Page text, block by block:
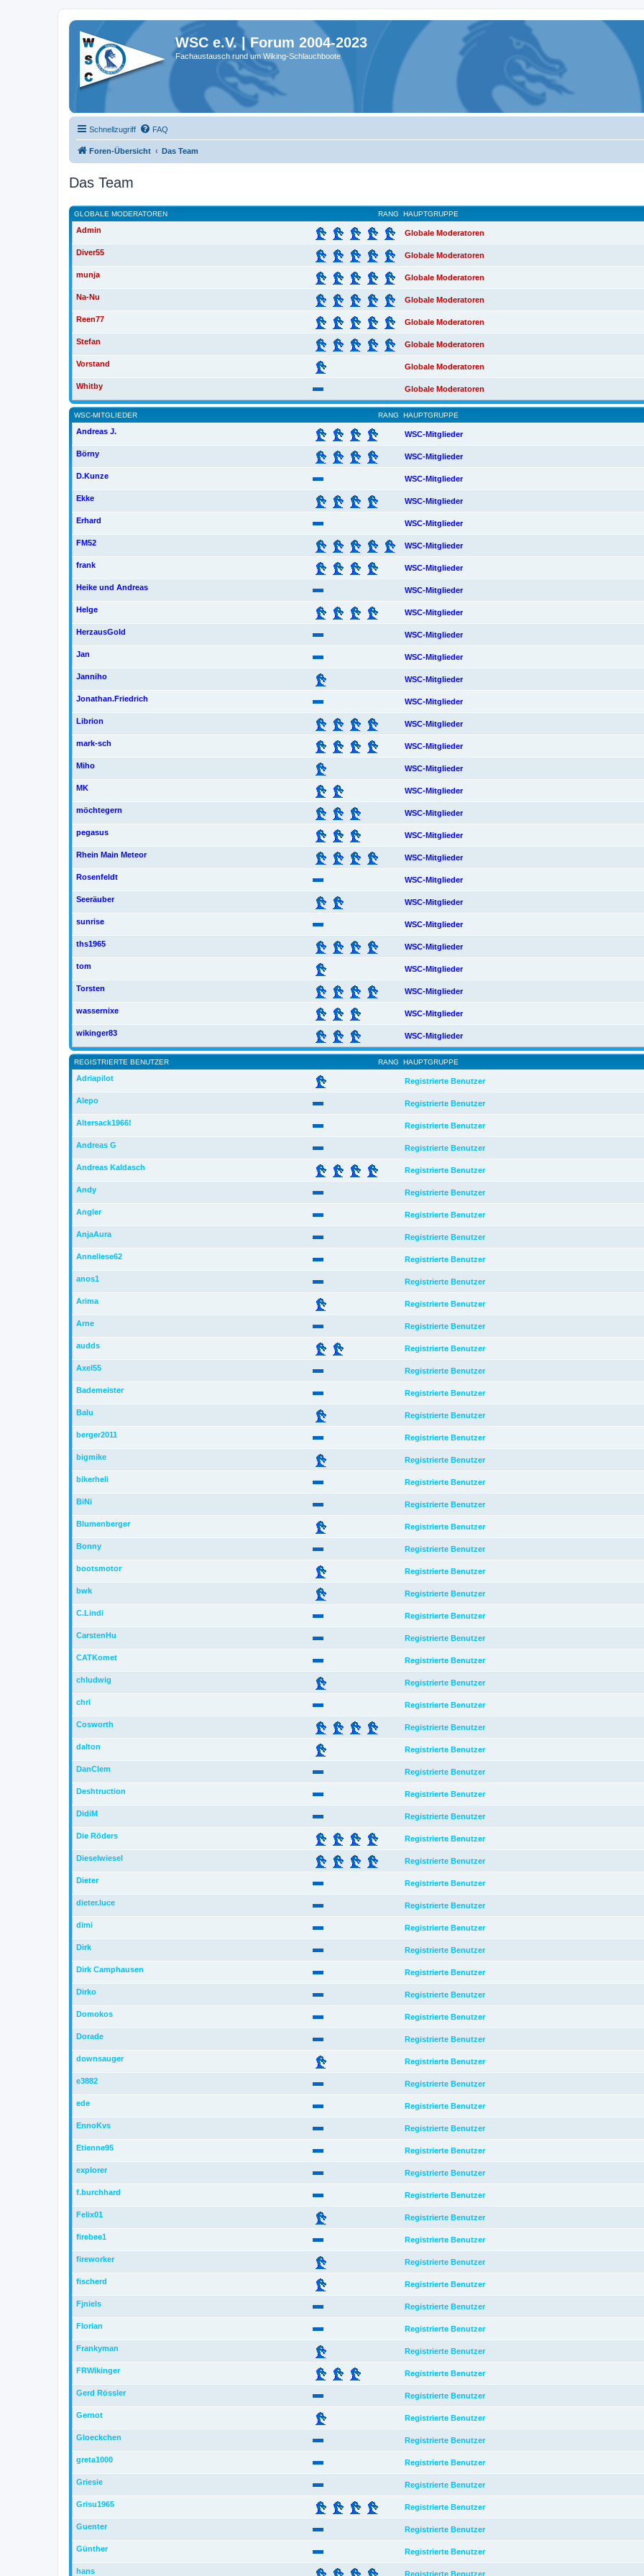
WSC e.V. | Forum 2004-2023
Fachaustausch rund um Wiking-Schlauchboote
Schnellzugriff FAQ
Foren-Übersicht Das Team
Das Team
RANG
GLOBALE MODERATOREN HAUPTGRUPPE
Admin Globale Moderatoren
Diver55 Globale Moderatoren
munja Globale Moderatoren
Na-Nu Globale Moderatoren
Reen77 Globale Moderatoren
Stefan Globale Moderatoren
Vorstand Globale Moderatoren
Whitby Globale Moderatoren
RANG
WSC-MITGLIEDER HAUPTGRUPPE
Andreas J. WSC-Mitglieder
Börny WSC-Mitglieder
D.Kunze WSC-Mitglieder
Ekke WSC-Mitglieder
Erhard WSC-Mitglieder
FM52 WSC-Mitglieder
frank WSC-Mitglieder
Heike und Andreas WSC-Mitglieder
Helge WSC-Mitglieder
HerzausGold WSC-Mitglieder
Jan WSC-Mitglieder
Janniho WSC-Mitglieder
Jonathan.Friedrich WSC-Mitglieder
Librion WSC-Mitglieder
mark-sch WSC-Mitglieder
Miho WSC-Mitglieder
MK WSC-Mitglieder
möchtegern WSC-Mitglieder
pegasus WSC-Mitglieder
Rhein Main Meteor WSC-Mitglieder
Rosenfeldt WSC-Mitglieder
Seeräuber WSC-Mitglieder
sunrise WSC-Mitglieder
ths1965 WSC-Mitglieder
tom WSC-Mitglieder
Torsten WSC-Mitglieder
wassernixe WSC-Mitglieder
wikinger83 WSC-Mitglieder
RANG
REGISTRIERTE BENUTZER HAUPTGRUPPE
Adriapilot Registrierte Benutzer
Alepo Registrierte Benutzer
Altersack1966! Registrierte Benutzer
Andreas G Registrierte Benutzer
Andreas Kaldasch Registrierte Benutzer
Andy Registrierte Benutzer
Angler Registrierte Benutzer
AnjaAura Registrierte Benutzer
Anneliese62 Registrierte Benutzer
anos1 Registrierte Benutzer
Arima Registrierte Benutzer
Arne Registrierte Benutzer
audds Registrierte Benutzer
Axel55 Registrierte Benutzer
Bademeister Registrierte Benutzer
Balu Registrierte Benutzer
berger2011 Registrierte Benutzer
bigmike Registrierte Benutzer
bikerheli Registrierte Benutzer
BiNi Registrierte Benutzer
Blumenberger Registrierte Benutzer
Bonny Registrierte Benutzer
bootsmotor Registrierte Benutzer
bwk Registrierte Benutzer
C.Lindi Registrierte Benutzer
CarstenHu Registrierte Benutzer
CATKomet Registrierte Benutzer
chludwig Registrierte Benutzer
chri Registrierte Benutzer
Cosworth Registrierte Benutzer
dalton Registrierte Benutzer
DanClem Registrierte Benutzer
Deshtruction Registrierte Benutzer
DidiM Registrierte Benutzer
Die Röders Registrierte Benutzer
Dieselwiesel Registrierte Benutzer
Dieter Registrierte Benutzer
dieter.luce Registrierte Benutzer
dimi Registrierte Benutzer
Dirk Registrierte Benutzer
Dirk Camphausen Registrierte Benutzer
Dirko Registrierte Benutzer
Domokos Registrierte Benutzer
Dorade Registrierte Benutzer
downsauger Registrierte Benutzer
e3882 Registrierte Benutzer
ede Registrierte Benutzer
EnnoKvs Registrierte Benutzer
Etienne95 Registrierte Benutzer
explorer Registrierte Benutzer
f.burchhard Registrierte Benutzer
Felix01 Registrierte Benutzer
firebee1 Registrierte Benutzer
fireworker Registrierte Benutzer
fischerd Registrierte Benutzer
Fjniels Registrierte Benutzer
Florian Registrierte Benutzer
Frankyman Registrierte Benutzer
FRWikinger Registrierte Benutzer
Gerd Rössler Registrierte Benutzer
Gernot Registrierte Benutzer
Gloeckchen Registrierte Benutzer
greta1000 Registrierte Benutzer
Griesie Registrierte Benutzer
Grisu1965 Registrierte Benutzer
Guenter Registrierte Benutzer
Günther Registrierte Benutzer
hans Registrierte Benutzer